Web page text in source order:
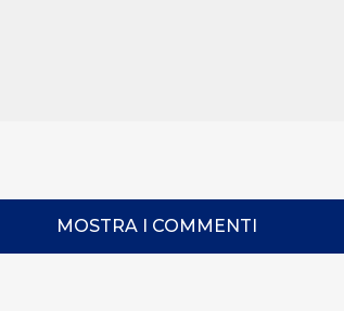
MOSTRA I COMMENTI